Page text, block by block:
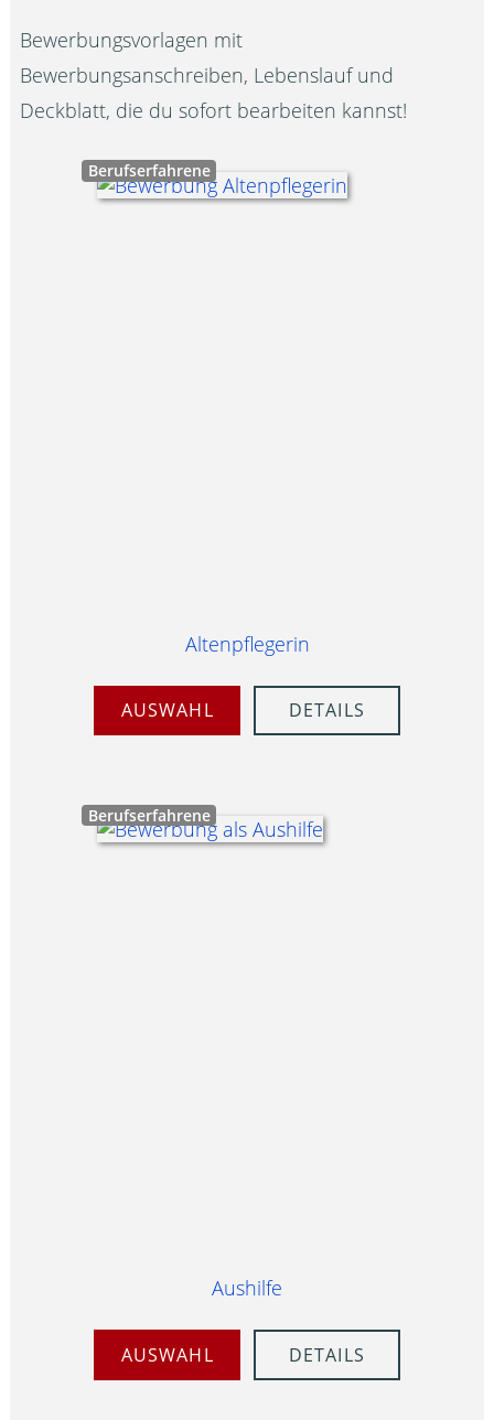
Bewerbungsvorlagen mit
Bewerbungsanschreiben, Lebenslauf und
Deckblatt, die du sofort bearbeiten kannst!
Berufserfahrene
Altenpflegerin
AUSWAHL DETAILS
Berufserfahrene
Aushilfe
AUSWAHL DETAILS